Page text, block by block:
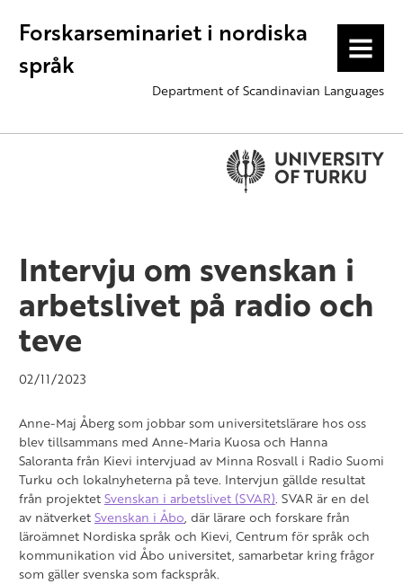
Forskarseminariet i nordiska
språk
MENU
Department of Scandinavian Languages
Intervju om svenskan i
arbetslivet på radio och
teve
02/11/2023
Anne-Maj Åberg som jobbar som universitetslärare hos oss
blev tillsammans med Anne-Maria Kuosa och Hanna
Saloranta från Kievi intervjuad av Minna Rosvall i Radio Suomi
Turku och lokalnyheterna på teve. Intervjun gällde resultat
från projektetSvenskan i arbetslivet (SVAR). SVAR är en del
av nätverketSvenskan i Åbo, där lärare och forskare från
läroämnet Nordiska språk och Kievi, Centrum för språk och
kommunikation vid Åbo universitet, samarbetar kring frågor
som gäller svenska som fackspråk.